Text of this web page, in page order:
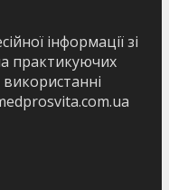
інформації зі
практикуючих
використанні